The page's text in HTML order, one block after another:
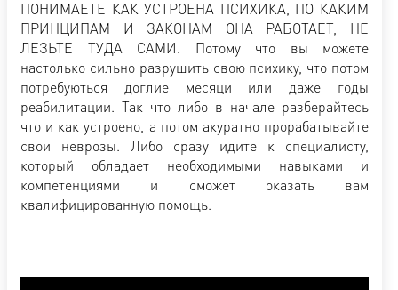
ПОНИМАЕТЕ КАК УСТРОЕНА ПСИХИКА, ПО КАКИМ
ПРИНЦИПАМ И ЗАКОНАМ ОНА РАБОТАЕТ, НЕ
ЛЕЗЬТЕ ТУДА САМИ. Потому что вы можете
настолько сильно разрушить свою психику, что потом
потребуються доглие месяци или даже годы
реабилитации. Так что либо в начале разберайтесь
что и как устроено, а потом акуратно прорабатывайте
свои неврозы. Либо сразу идите к специалисту,
который обладает необходимыми навыками и
компетенциями и сможет оказать вам
квалифицированную помощь.